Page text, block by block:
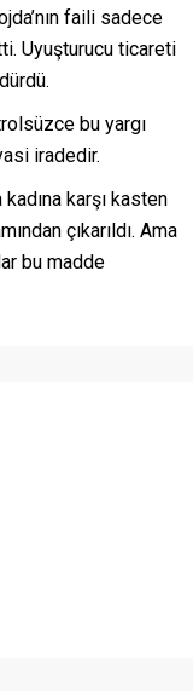
faili sadece
Uyuşturucu ticareti
bu yargı
iradedir.
karşı kasten
çıkarıldı. Ama
bu madde